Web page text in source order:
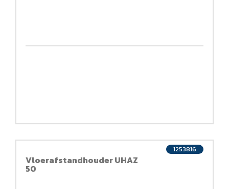
Vloerafstandhouder UHAZ
50
1253816